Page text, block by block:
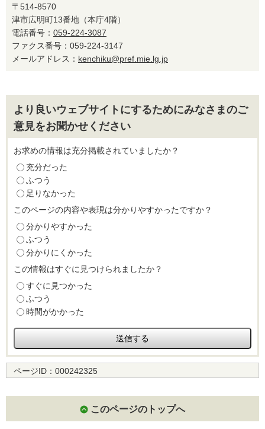
〒514-8570
津市広明町13番地（本庁4階）
電話番号： 059-224-3087
ファクス番号：059-224-3147
メールアドレス： kenchiku@pref.mie.lg.jp
より良いウェブサイトにするためにみなさまのご
意見をお聞かせください
お求めの情報は充分掲載されていましたか？
充分だった
ふつう
足りなかった
このページの内容や表現は分かりやすかったですか？
分かりやすかった
ふつう
分かりにくかった
この情報はすぐに見つけられましたか？
すぐに見つかった
ふつう
時間がかかった
ページID： 000242325
このページのトップへ